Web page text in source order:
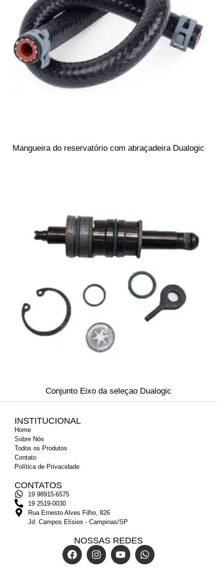
Mangueira do reservatório com abraçadeira Dualogic
Conjunto Eixo da seleçao Dualogic
INSTITUCIONAL
Home
Sobre Nós
Todos os Produtos
Contato
Política de Privacidade
CONTATOS
19 98915-6575
19 2519-0030
Rua Ernesto Alves Filho, 826
Jd. Campos Elísios - Campinas/SP
NOSSAS REDES